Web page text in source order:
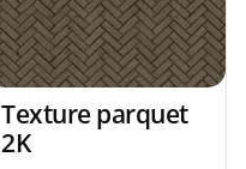
Texture parquet
2K